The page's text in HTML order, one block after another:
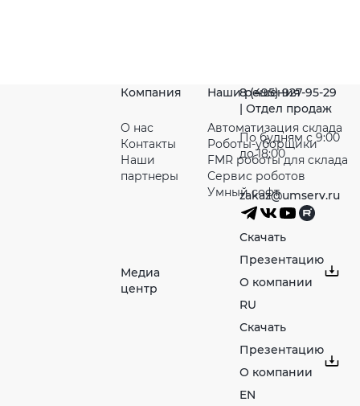
Компания
О нас
Контакты
Наши
партнeры
Медиа
центр
Наши решения
Автоматизация склада
Роботы-уборщики
FMR роботы для склада
Сервис роботов
Умный софт
8 (495) 927-95-29
| Отдел продаж
По будням с 9:00
до 18:00
zakaz@umserv.ru
Скачать
Презентацию
О компании
RU
Скачать
Презентацию
О компании
EN